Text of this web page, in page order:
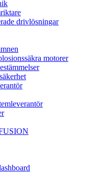
drivlösningar
motorer